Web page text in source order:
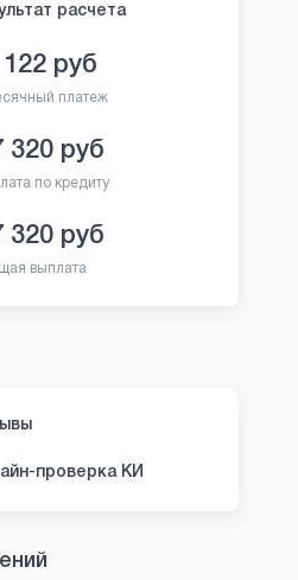
расчета
122руб
платеж
320руб
по кредиту
320руб
выплата
проверка КИ